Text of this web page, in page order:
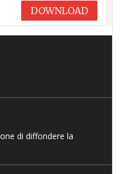
DOWNLOAD
di diffondere la